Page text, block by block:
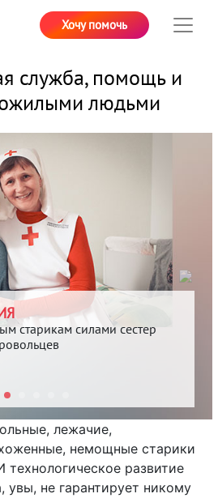
Хочу помочь
служба, помощь и
людьми
старикам силами сестер
лежачие,
немощные старики
технологическое развитие
увы, не гарантирует никому